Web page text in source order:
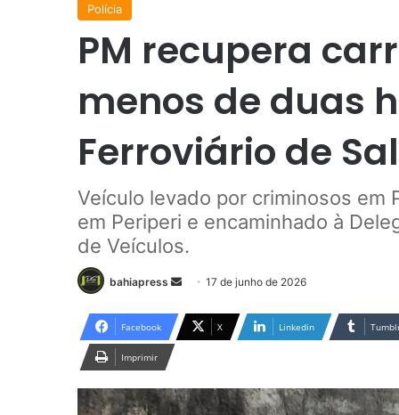
Polícia
PM recupera
menos de duas
Ferroviário de
Veículo levado por criminosos em
em Periperi e encaminhado à
de Veículos.
bahiapress
n
u
m
17 de junho de 2026
Facebook X Linkedin
Imprimir